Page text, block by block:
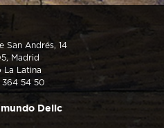
San Andrés, 14
Madrid
La Latina
364 54 50
Delic